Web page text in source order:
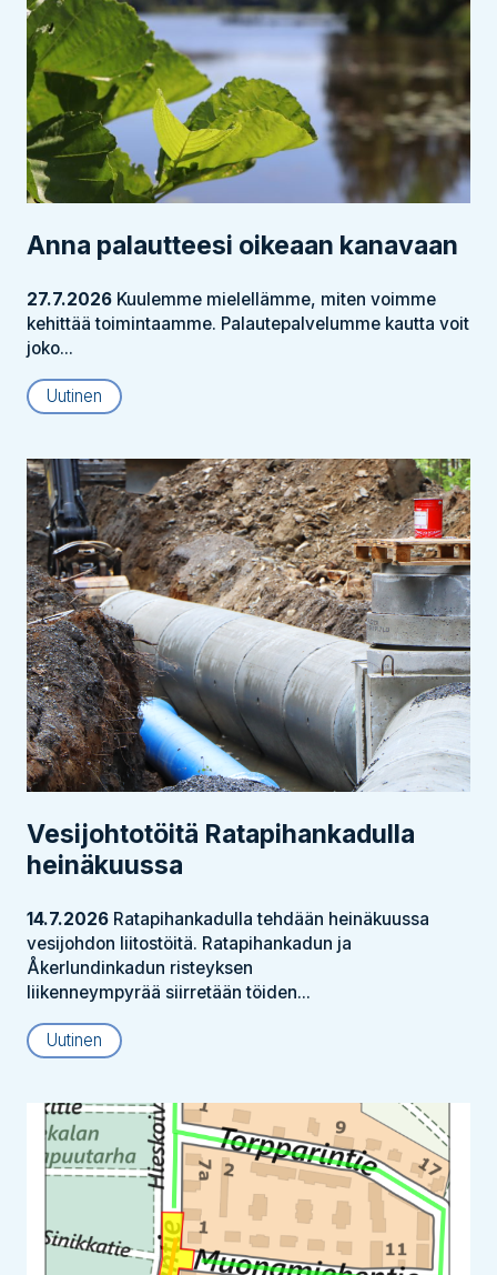
Anna palautteesi oikeaan kanavaan
27.7.2026 Kuulemme mielellämme, miten voimme
kehittää toimintaamme. Palautepalvelumme kautta voit
joko...
Uutinen
Vesijohtotöitä Ratapihankadulla
heinäkuussa
14.7.2026 Ratapihankadulla tehdään heinäkuussa
vesijohdon liitostöitä. Ratapihankadun ja
Åkerlundinkadun risteyksen
liikenneympyrää siirretään töiden...
Uutinen